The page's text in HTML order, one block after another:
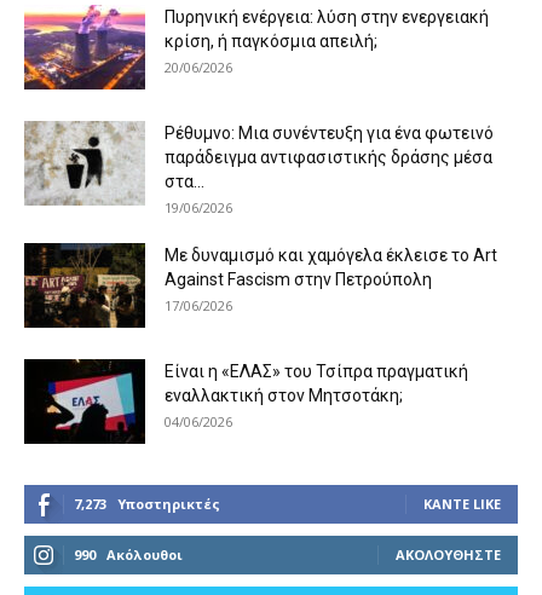
Πυρηνική ενέργεια: λύση στην ενεργειακή
κρίση, ή παγκόσμια απειλή;
20/06/2026
Ρέθυμνο: Μια συνέντευξη για ένα φωτεινό
παράδειγμα αντιφασιστικής δράσης μέσα
στα...
19/06/2026
Με δυναμισμό και χαμόγελα έκλεισε το Art
Against Fascism στην Πετρούπολη
17/06/2026
Είναι η «ΕΛΑΣ» του Τσίπρα πραγματική
εναλλακτική στον Μητσοτάκη;
04/06/2026
7,273 Υποστηρικτές ΚΆΝΤΕ LIKE
990 Ακόλουθοι ΑΚΟΛΟΥΘΉΣΤΕ